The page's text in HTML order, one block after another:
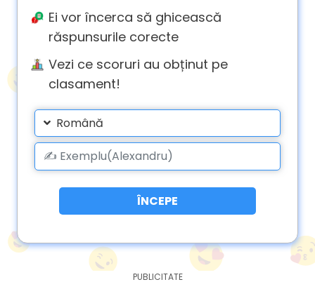
Ei vor încerca să ghicească
răspunsurile corecte
Vezi ce scoruri au obținut pe
clasament!
Română
ÎNCEPE